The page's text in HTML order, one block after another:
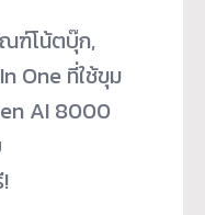
ฑ์โน้ตบุ๊ก,
One ที่ใช้ขุม
AI 8000